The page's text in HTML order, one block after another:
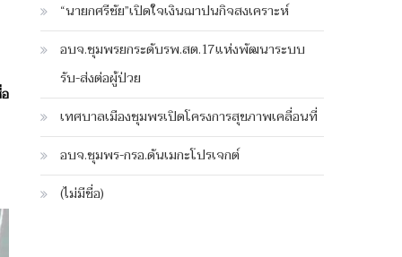
หนี
เข้า
เมือง
โค
วิด
“นายกศรีชัย”เปิดใจเงินฌาปนกิจสงเคราะห์
อบจ.ชุมพรยกระดับรพ.สต.17แห่งพัฒนาระบบ
รับ-ส่งต่อผู้ป่วย
เทศบาลเมืองชุมพรเปิดโครงการสุขภาพเคลื่อนที่
อบจ.ชุมพร-กรอ.ดันเมกะโปรเจกต์
(ไม่มีชื่อ)